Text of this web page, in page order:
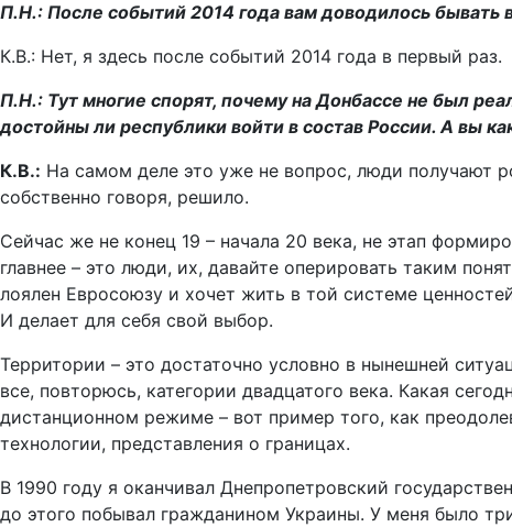
П.Н.: После событий 2014 года вам доводилось бывать
К.В.: Нет, я здесь после событий 2014 года в первый раз.
П.Н.: Тут многие спорят, почему на Донбассе не был
достойны ли республики войти в состав России. А вы
К.В.: На самом деле это уже не вопрос, люди получают
собственно говоря, решило.
Сейчас же не конец 19 – начала 20 века, не этап
главнее – это люди, их, давайте оперировать таким
лоялен Евросоюзу и хочет жить в той системе
И делает для себя свой выбор.
Территории – это достаточно условно в нынешней
все, повторюсь, категории двадцатого века. Какая
дистанционном режиме – вот пример того, как
технологии, представления о границах.
В 1990 году я оканчивал Днепропетровский
до этого побывал гражданином Украины. У меня было